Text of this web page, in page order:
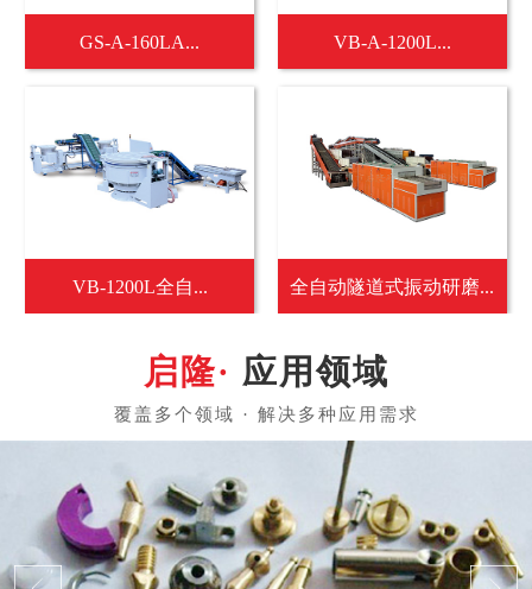
GS-A-160LA... VB-A-1200L...
VB-1200L全自... 全自动隧道式振动研磨...
应用领域